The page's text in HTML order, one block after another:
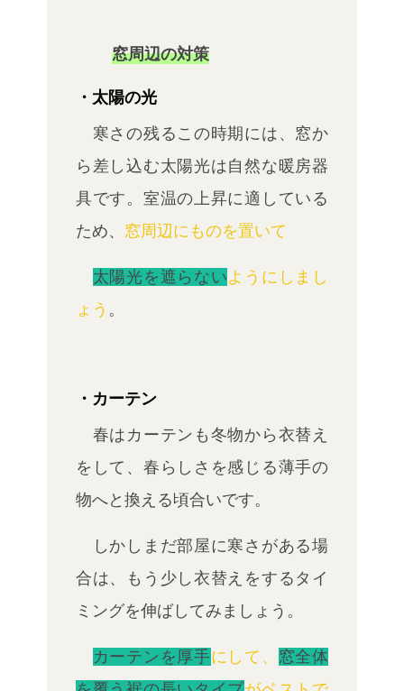
窓周辺の対策
・太陽の光
寒さの残るこの時期には、窓か
ら差し込む太陽光は自然な暖房器
具です。室温の上昇に適している
ため、 窓周辺にものを置いて
太陽光を遮らないようにしまし
ょう 。
・カーテン
春はカーテンも冬物から衣替え
をして、春らしさを感じる薄手の
物へと換える頃合いです。
しかしまだ部屋に寒さがある場
合は、もう少し衣替えをするタイ
ミングを伸ばしてみましょう。
カーテンを厚手にして、 窓全体